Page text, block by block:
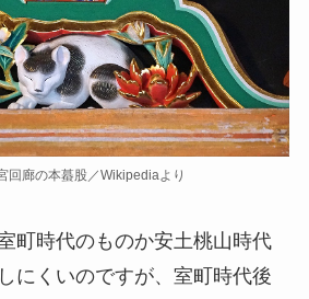
回廊の本蟇股／Wikipediaより
町時代のものか安土桃山時代
にくいのですが、室町時代後